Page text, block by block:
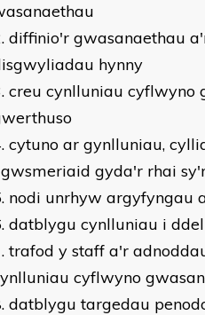
diffinio'r gwasanaethau
hynny
creu cynlluniau cyflwyno
cytuno ar gynlluniau,
gyda'r rhai
nodi unrhyw argyfyngau
datblygu cynlluniau i
trafod y staff a'r
cyflwyno
datblygu targedau